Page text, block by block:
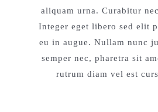
aliquam urna. Curabitur
Integer eget libero sed elit
eu in augue. Nullam nunc
semper nec, pharetra sit
rutrum diam vel est